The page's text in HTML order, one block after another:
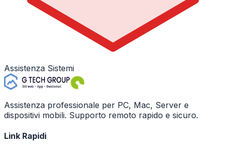
Assistenza Sistemi
Assistenza professionale per PC, Mac, Server e
dispositivi mobili. Supporto remoto rapido e sicuro.
Link Rapidi